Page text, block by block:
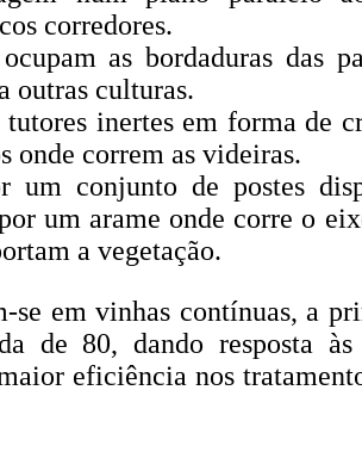
corredores.
as bordaduras das
outras culturas.
inertes em forma de
onde correm as videiras.
um conjunto de postes
um arame onde corre o
a vegetação.
se em vinhas contínuas, a
de 80, dando resposta às
eficiência nos